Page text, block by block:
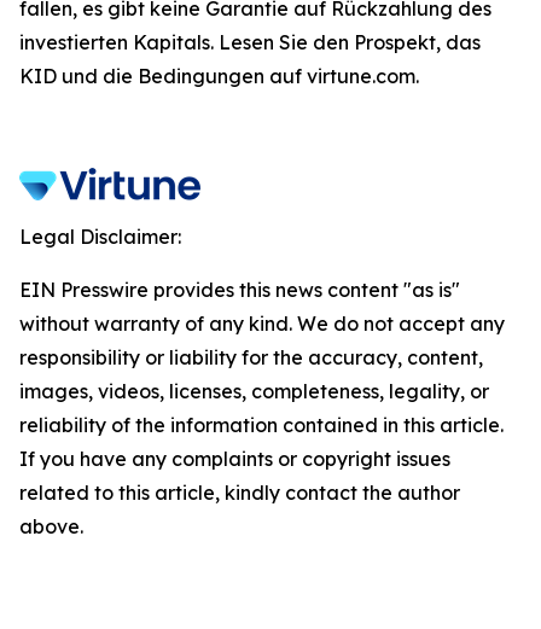
fallen, es gibt keine Garantie auf Rückzahlung des
investierten Kapitals. Lesen Sie den Prospekt, das
KID und die Bedingungen auf virtune.com.
Legal Disclaimer:
EIN Presswire provides this news content "as is"
without warranty of any kind. We do not accept any
responsibility or liability for the accuracy, content,
images, videos, licenses, completeness, legality, or
reliability of the information contained in this article.
If you have any complaints or copyright issues
related to this article, kindly contact the author
above.